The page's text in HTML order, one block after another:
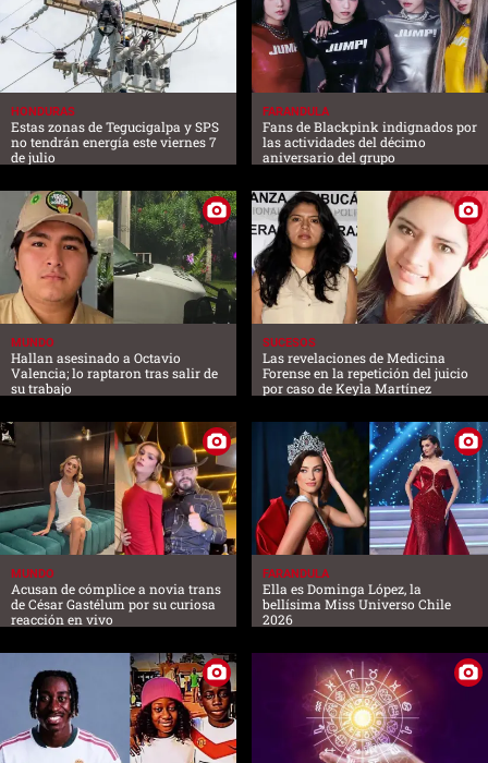
HONDURAS
Estas zonas de Tegucigalpa y SPS
no tendrán energía este viernes 7
de julio
FARANDULA
Fans de Blackpink indignados por
las actividades del décimo
aniversario del grupo
MUNDO
Hallan asesinado a Octavio
Valencia; lo raptaron tras salir de
su trabajo
SUCESOS
Las revelaciones de Medicina
Forense en la repetición del juicio
por caso de Keyla Martínez
MUNDO
Acusan de cómplice a novia trans
de César Gastélum por su curiosa
reacción en vivo
FARANDULA
Ella es Dominga López, la
bellísima Miss Universo Chile
2026